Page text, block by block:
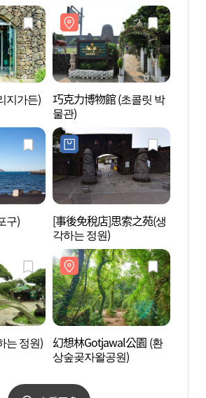
지가든)
巧克力博物館 (초콜릿 박
물관)
구)
[事後免稅店]思索之苑(생
각하는 정원)
는 정원)
幻想林Gotjawal公園 (환
상숲곶자왈공원)